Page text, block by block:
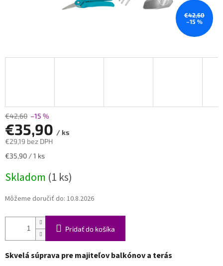
€42,60
–15 %
€42,60 –15 %
€35,90 / ks
€29,19 bez DPH
Jednotková
€35,90 / 1 ks
Skladom (1 ks)
Môžeme doručiť do: 10.8.2026
Pridať do košíka
Skvelá súprava pre majiteľov balkónov a terás